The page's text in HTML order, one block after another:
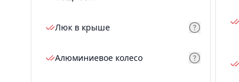
Люк в крыше
Алюминиевое колесо